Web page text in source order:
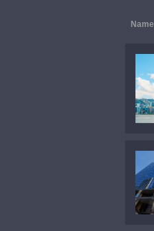
Name